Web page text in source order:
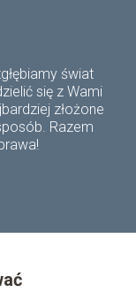
świat
się z Wami
złożone
Razem